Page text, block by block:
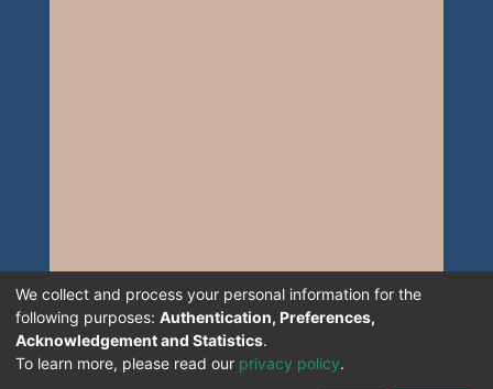
We collect and process your personal information for the
following purposes: Authentication, Preferences,
Acknowledgement and Statistics.
To learn more, please read our privacy policy.